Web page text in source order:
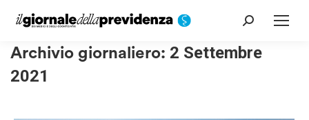
Cerca:
Archivio giornaliero: 2 Settembre
2021